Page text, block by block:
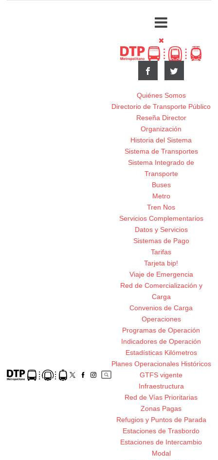
Quiénes Somos
Directorio de Transporte Público
Reseña Director
Organización
Historia del Sistema
Sistema de Transportes
Sistema Integrado de
Transporte
Buses
Metro
Tren Nos
Servicios Complementarios
Datos y Servicios
Sistemas de Pago
Tarifas
Tarjeta bip!
Viaje de Emergencia
Red de Comercialización y
Carga
Convenios de Carga
Operaciones
Programas de Operación
Indicadores de Operación
Estadísticas Kilómetros
Planes Operacionales Históricos
GTFS vigente
Infraestructura
Red de Vías Prioritarias
Zonas Pagas
Refugios y Puntos de Parada
Estaciones de Trasbordo
Estaciones de Intercambio
Modal